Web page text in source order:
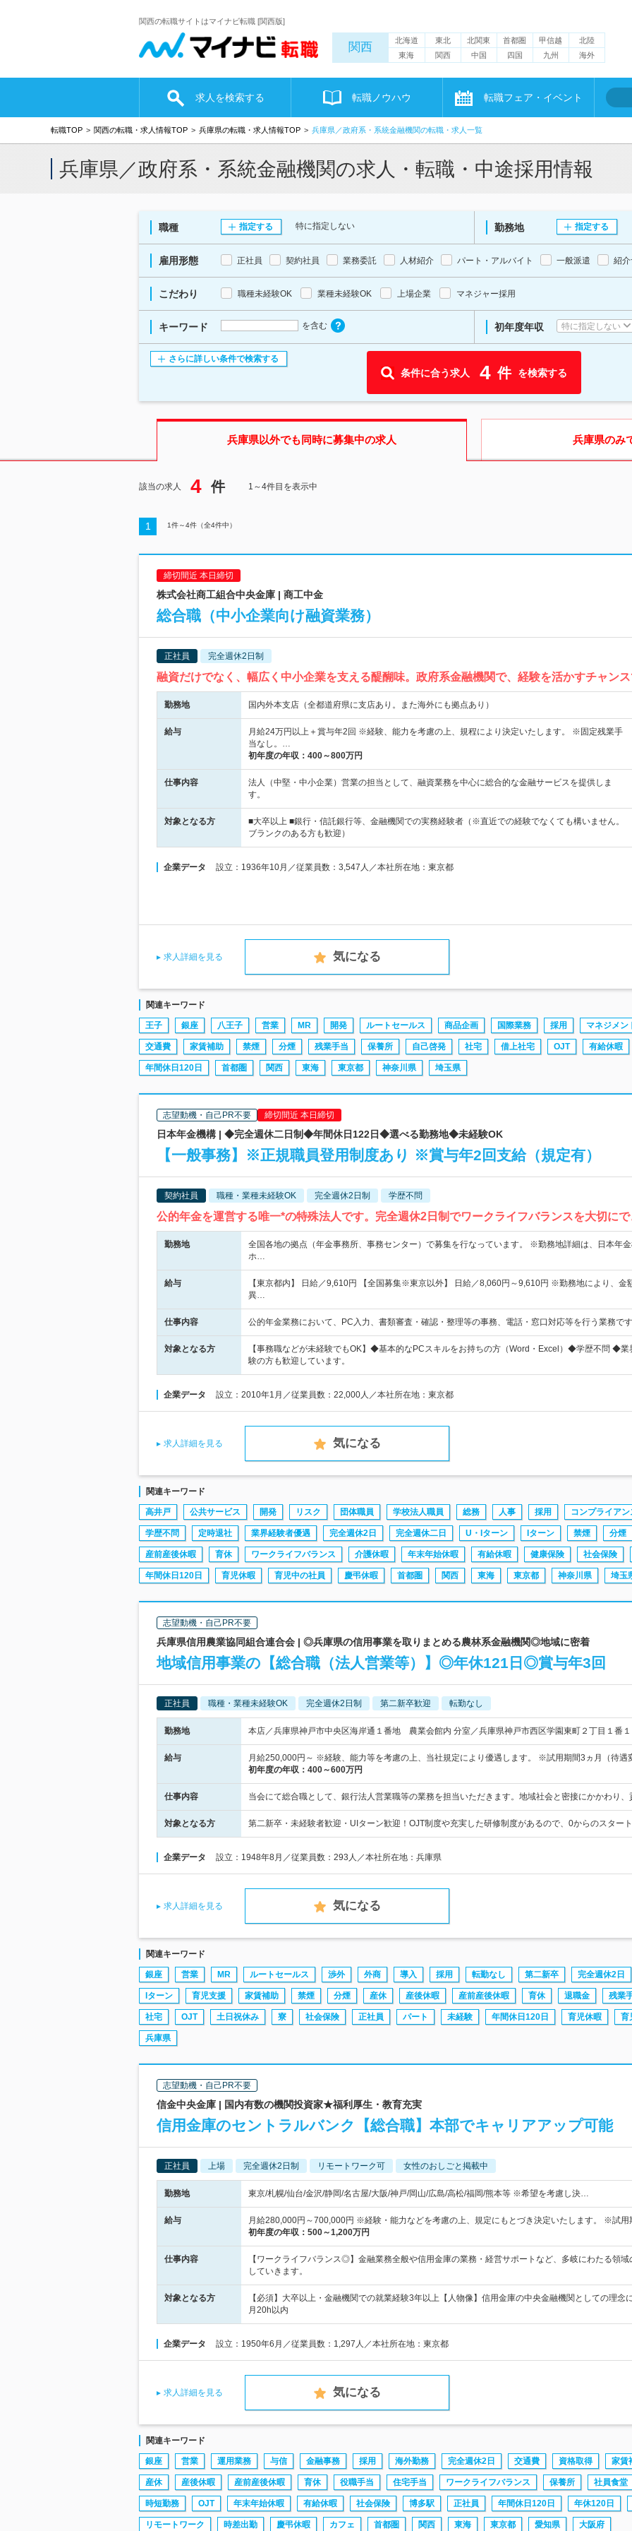
関西の転職サイトはマイナビ転職 [関西版]
関西 北海道 東北 北関東 首都圏 甲信越
北陸
東海
関西 中国 四国 九州 海外
求人を検索する 転職ノウハウ 転職フェア・イベント
転職TOP 関西の転職・求人情報TOP 兵庫県の転職・求人情報TOP 兵庫県／政府系・系統金融機関の転職・求人一覧
兵庫県／政府系・系統金融機関の求人・転職・中途採用情報
職種 指定する 特に指定しない 勤務地 指定する
雇用形態 正社員 契約社員 業務委託 人材紹介 パート・アルバイト 一般派遣 紹
こだわり 職種未経験OK 業種未経験OK 上場企業 マネジャー採用
キーワード を含む 初年度年収 特に指定しない
さらに詳しい条件で検索する
条件に合う求人 4 件 を検索する
兵庫県以外でも同時に募集中の求人 兵庫県のみ
該当の求人 4 件 1～4件目を表示中
1 1件～4件（全4件中）
締切間近 本日締切
株式会社商工組合中央金庫 | 商工中金
総合職（中小企業向け融資業務）
正社員 完全週休2日制
融資だけでなく、幅広く中小企業を支える醍醐味。政府系金融機関で、経験を活かすチャン
勤務地 国内外本支店（全都道府県に支店あり。また海外にも拠点あり）
給与
月給24万円以上＋賞与年2回 ※経験、能力を考慮の上、規程により決定いたします。 ※固定残業手
当なし。…
初年度の年収： 400～800万円
仕事内容
法人（中堅・中小企業）営業の担当として、融資業務を中心に総合的な金融サービスを提供しま
す。
対象となる方
■大卒以上 ■銀行・信託銀行等、金融機関での実務経験者（※直近での経験でなくても構いません。
ブランクのある方も歓迎）
企業データ 設立：1936年10月／従業員数：3,547人／本社所在地：東京都
求人詳細を見る 気になる
関連キーワード
王子 銀座 八王子 営業 MR 開発 ルートセールス 商品企画 国際業務 採用 マネジメン
交通費 家賃補助 禁煙 分煙 残業手当 保養所 自己啓発 社宅 借上社宅 OJT 有給休暇
年間休日120日 首都圏 関西 東海 東京都 神奈川県 埼玉県
志望動機・自己PR不要 締切間近 本日締切
日本年金機構 | ◆完全週休二日制◆年間休日122日◆選べる勤務地◆未経験OK
【一般事務】※正規職員登用制度あり ※賞与年2回支給（規定有）
契約社員 職種・業種未経験OK 完全週休2日制 学歴不問
公的年金を運営する唯一*の特殊法人です。完全週休2日制でワークライフバランスを大切に
勤務地
全国各地の拠点（年金事務所、事務センター）で募集を行なっています。 ※勤務地詳細は、日本年
ホ…
給与
【東京都内】 日給／9,610円 【全国募集※東京以外】 日給／8,060円～9,610円 ※勤務地により、金
異…
仕事内容 公的年金業務において、PC入力、書類審査・確認・整理等の事務、電話・窓口対応等を行う業務で
対象となる方
【事務職などが未経験でもOK】◆基本的なPCスキルをお持ちの方（Word・Excel）◆学歴不問 ◆業
験の方も歓迎しています。
企業データ 設立：2010年1月／従業員数：22,000人／本社所在地：東京都
求人詳細を見る 気になる
関連キーワード
高井戸 公共サービス 開発 リスク 団体職員 学校法人職員 総務 人事 採用 コンプライアン
学歴不問 定時退社 業界経験者優遇 完全週休2日 完全週休二日 U・Iターン Iターン 禁煙 分煙
産前産後休暇 育休 ワークライフバランス 介護休暇 年末年始休暇 有給休暇 健康保険 社会保険
年間休日120日 育児休暇 育児中の社員 慶弔休暇 首都圏 関西 東海 東京都 神奈川県 埼玉
志望動機・自己PR不要
兵庫県信用農業協同組合連合会 | ◎兵庫県の信用事業を取りまとめる農林系金融機関◎地域に密着
地域信用事業の【総合職（法人営業等）】◎年休121日◎賞与年3回
正社員 職種・業種未経験OK 完全週休2日制 第二新卒歓迎 転勤なし
勤務地 本店／兵庫県神戸市中央区海岸通１番地 農業会館内 分室／兵庫県神戸市西区学園東町２丁目１番
給与
月給250,000円～ ※経験、能力等を考慮の上、当社規定により優遇します。 ※試用期間3ヵ月（待
初年度の年収： 400～600万円
仕事内容 当会にて総合職として、銀行法人営業職等の業務を担当いただきます。地域社会と密接にかかわり
対象となる方 第二新卒・未経験者歓迎・UIターン歓迎！OJT制度や充実した研修制度があるので、0からのスター
企業データ 設立：1948年8月／従業員数：293人／本社所在地：兵庫県
求人詳細を見る 気になる
関連キーワード
銀座 営業 MR ルートセールス 渉外 外商 導入 採用 転勤なし 第二新卒 完全週休2日
Iターン 育児支援 家賃補助 禁煙 分煙 産休 産後休暇 産前産後休暇 育休 退職金 残業
社宅 OJT 土日祝休み 寮 社会保険 正社員 パート 未経験 年間休日120日 育児休暇 育
兵庫県
志望動機・自己PR不要
信金中央金庫 | 国内有数の機関投資家★福利厚生・教育充実
信用金庫のセントラルバンク【総合職】本部でキャリアアップ可能
正社員 上場 完全週休2日制 リモートワーク可 女性のおしごと掲載中
勤務地 東京/札幌/仙台/金沢/静岡/名古屋/大阪/神戸/岡山/広島/高松/福岡/熊本等 ※希望を考慮し決…
給与
月給280,000円～700,000円 ※経験・能力などを考慮の上、規定にもとづき決定いたします。 ※試
初年度の年収： 500～1,200万円
仕事内容
【ワークライフバランス◎】金融業務全般や信用金庫の業務・経営サポートなど、多岐にわたる領
していきます。
対象となる方
【必須】大卒以上・金融機関での就業経験3年以上【人物像】信用金庫の中央金融機関としての理
月20h以内
企業データ 設立：1950年6月／従業員数：1,297人／本社所在地：東京都
求人詳細を見る 気になる
関連キーワード
銀座 営業 運用業務 与信 金融事務 採用 海外勤務 完全週休2日 交通費 資格取得 家賃
産休 産後休暇 産前産後休暇 育休 役職手当 住宅手当 ワークライフバランス 保養所 社員食堂
時短勤務 OJT 年末年始休暇 有給休暇 社会保険 博多駅 正社員 年間休日120日 年休120日
リモートワーク 時差出勤 慶弔休暇 カフェ 首都圏 関西 東海 東京都 愛知県 大阪府